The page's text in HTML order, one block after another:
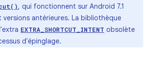
, qui fonctionnent sur Android 7.1
versions antérieures. La bibliothèque
EXTRA_SHORTCUT_INTENT obsolète
d'épinglage.